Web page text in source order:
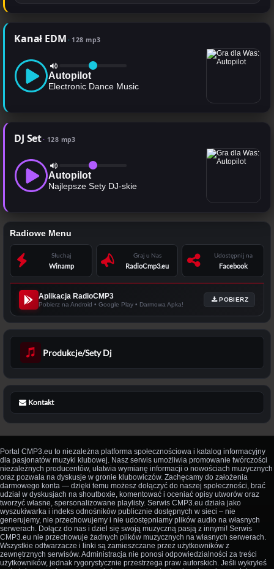
Kanał EDM 128 mp3
Autopilot
Electronic Dance Music
DJ Set 128 mp3
Autopilot
Najlepsze Sety DJ-skie
Radiowe Menu
Słuchaj
Winamp
Graj u Nas
RadioCmp3.eu
Udostępnij na
Facebook
Aplikacja RadioCMP3
Pobierz na Android • Google Play • Darmowa Apka!
POBIERZ
Produkcje/Sety Dj
Kontakt
Portal CMP3.eu to niezależna platforma społecznościowa i katalog informacyjny
dla pasjonatów muzyki klubowej. Nasz serwis umożliwia promowanie twórczości
niezależnych producentów, ułatwia wymianę informacji o nowościach muzycznych
oraz pozwala na dyskusje w gronie klubowiczów. Zachęcamy do założenia
darmowego konta — dzięki temu możesz dołączyć do naszej społeczności, brać
udział w dyskusjach na shoutboxie, komentować i oceniać opisy utworów oraz
tworzyć własne, spersonalizowane playlisty. Serwis CMP3.eu działa jako
wyszukiwarka i indeks odnośników publicznie dostępnych w sieci – nie
generujemy, nie przechowujemy i nie udostępniamy plików audio na własnych
serwerach. Dołącz do nas i dziel się swoją muzyczną pasją z innymi! Serwis
CMP3.eu nie przechowuje żadnych plików muzycznych na własnych serwerach.
Wszystkie odtwarzacze i linki są zamieszczane przez użytkowników z
zewnętrznych serwisów. Administracja nie ponosi odpowiedzialności za treści
użytkowników, jednak rygorystycznie przestrzega praw autorskich. Jeśli wykryłeś